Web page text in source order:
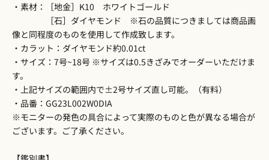
・素材：［地金］K10 ホワイトゴールド
［石］ダイヤモンド ※石の品質につきましては商品画
像と同程度のものを使用して作成致します。
・カラット：ダイヤモンド約0.01ct
・サイズ：7号~18号 ※サイズは0.5きざみでオーダーいただけま
す。
・上記サイズの範囲内で±2号サイズ直し可能。（有料）
・品番：GG23L002W0DIA
※モニターの発色の具合によって実際のものと色が異なる場合が
ございます。ご了承ください。